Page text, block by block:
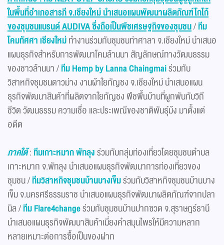
ในพื้นที่อำเภอสารภี จ.เชียงใหม่ นำเสนอแผนพัฒนาผลิตภัณฑ์โกโก้
ของชุมชนแบรนด์ AUDIVA ซึ่งถือเป็นพืชเศรษฐกิจของชุมชน/ทีม
โคมทัศศา เชียงใหม่ทำงานร่วมกับชุมชนท่าศาลา จ.เชียงใหม่ นำเสนอ
แผนธุรกิจสำหรับการพัฒนาโคมล้านนา สัญลักษณ์ทางวัฒนธรรม
ของชาวล้านนา /ทีม Hemp by Lanna Chaingmaiร่วมกับ
วิสาหกิจชุมชนดาวม่าง งานผ้าใยกัญชง จ.เชียงใหม่ นำเสนอแผน
ธุรกิจพัฒนาสินค้าที่ผลิตจากใยกัญชง พืชพื้นบ้านที่ผูกพันกับวิถี
ชีวิต วัฒนธรรม ความเชื่อ และประเพณีของชาติพันธุ์ม้ง มาตั้งแต่
อดีต
ภาคใต้:ทีมเกาะหมาก พัทลุงร่วมกับกลุ่มท่องเที่ยวโดยชุมชนตำบล
เกาะหมาก จ.พัทลุง นำเสนอแผนธุรกิจพัฒนาการท่องเที่ยวของ
ชุมชน /ทีมวิสาหกิจชุมชนบ้านบางเข็มร่วมกับวิสาหกิจชุมชนบ้านบาง
เข็ม จ.นครศรีธรรมราช นำเสนอแผนธุรกิจพัฒนาผลิตภัณฑ์จากปลา
นิล /ทีม Flare4changeร่วมกับชุมชนบ้านปากซวด จ.สุราษฎร์ธานี
นำเสนอแผนธุรกิจพัฒนาสินค้าเมี่ยงคำสมุนไพรให้มีความหลาก
หลายเหมาะต่อการซื้อเป็นของฝาก